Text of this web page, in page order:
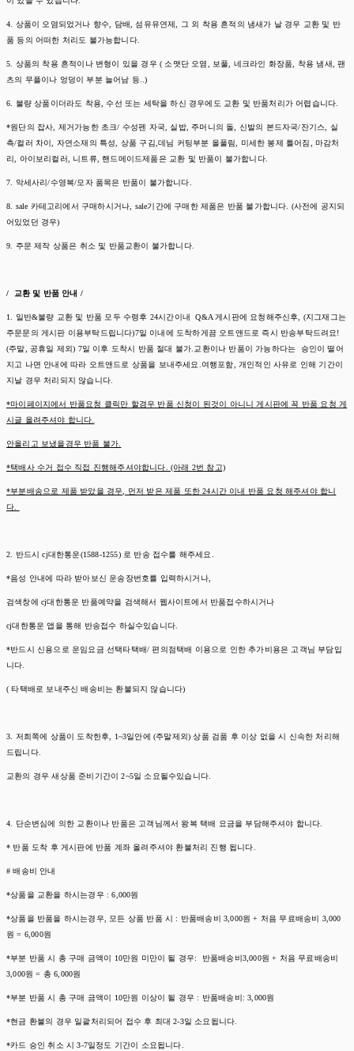
4. 상품이 오염되었거나 향수, 담배, 섬유유연제, 그 외 착용 흔적의 냄새가 날 경우 교환 및 반
품 등의 어떠한 처리도 불가능합니다.
5. 상품의 착용 흔적이나 변형이 있을 경우 ( 소맷단 오염, 보풀, 네크라인 화장품, 착용 냄새, 팬
츠의 무플이나 엉덩이 부분 늘어남 등..)
6. 불량 상품이더라도 착용, 수선 또는 세탁을 하신 경우에도 교환 및 반품처리가 어렵습니다.
*원단의 잡사, 제거가능한 초크/ 수성펜 자국, 실밥, 주머니의 돌, 신발의 본드자국/잔기스, 실
측/컬러 차이, 자연소재의 특성, 상품 구김,데님 커팅부분 올풀림, 미세한 봉제 틀어짐, 마감처
리, 아이보리컬러, 니트류, 핸드메이드제품은 교환 및 반품이 불가합니다.
7. 악세사리/수영복/모자 품목은 반품이 불가합니다.
8. sale 카테고리에서 구매하시거나, sale기간에 구매한 제품은 반품 불가합니다. (사전에 공지되
어있었던 경우)
9. 주문 제작 상품은 취소 및 반품교환이 불가합니다.
/ 교환 및 반품 안내 /
1. 일반&불량 교환 및 반품 모두 수령후 24시간이내 Q&A 게시판에 요청해주신후, (지그재그는
주문문의 게시판 이용부탁드립니다)7일 이내에 도착하게끔 오트앤드로 즉시 반송부탁드려요!
(주말, 공휴일 제외) 7일 이후 도착시 반품 절대 불가.교환이나 반품이 가능하다는 승인이 떨어
지고 나면 안내에 따라 오트앤드로 상품을 보내주세요.여행포함, 개인적인 사유로 인해 기간이
지날 경우 처리되지 않습니다.
*마이페이지에서 반품요청 클릭만 할경우 반품 신청이 된것이 아니니 게시판에 꼭 반품 요청 게
시글 올려주셔야 합니다.
안올리고 보냈을경우 반품 불가.
*택배사 수거 접수 직접 진행해주셔야합니다. (아래 2번 참고)
*부분배송으로 제품 받았을 경우, 먼저 받은 제품 또한 24시간 이내 반품 요청 해주셔야 합니
다.
2. 반드시 cj대한통운(1588-1255) 로 반송 접수를 해주세요.
*음성 안내에 따라 받아보신 운송장번호를 입력하시거나,
검색창에 cj대한통운 반품예약을 검색해서 웹사이트에서 반품접수하시거나
cj대한통운 앱을 통해 반송접수 하실수있습니다.
*반드시 신용으로 운임요금 선택타택배/ 편의점택배 이용으로 인한 추가비용은 고객님 부담입
니다.
( 타택배로 보내주신 배송비는 환불되지 않습니다)
3. 저희쪽에 상품이 도착한후, 1~3일안에 (주말제외) 상품 검품 후 이상 없을 시 신속한 처리해
드립니다.
교환의 경우 새상품 준비기간이 2~5일 소요될수있습니다.
4. 단순변심에 의한 교환이나 반품은 고객님께서 왕복 택배 요금을 부담해주셔야 합니다.
* 반품 도착 후 게시판에 반품 계좌 올려주셔야 환불처리 진행 됩니다.
# 배송비 안내
*상품을 교환을 하시는경우 : 6,000원
*상품을 반품을 하시는경우, 모든 상품 반품 시 : 반품배송비 3,000원 + 처음 무료배송비 3,000
원 = 6,000원
*부분 반품 시 총 구매 금액이 10만원 미만이 될 경우: 반품배송비3,000원 + 처음 무료배송비
3,000원 = 총 6,000원
*부분 반품 시 총 구매 금액이 10만원 이상이 될 경우 : 반품배송비: 3,000원
*현금 환불의 경우 일괄처리되어 접수 후 최대 2-3일 소요됩니다.
*카드 승인 취소 시 3-7일정도 기간이 소요됩니다.